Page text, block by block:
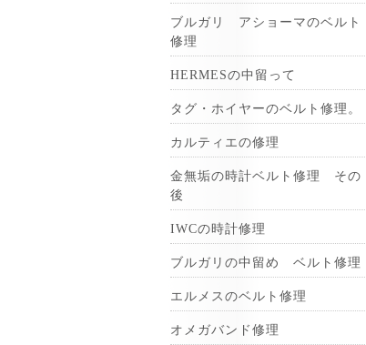
ブルガリ アショーマのベルト
修理
HERMESの中留って
タグ・ホイヤーのベルト修理。
カルティエの修理
金無垢の時計ベルト修理 その
後
IWCの時計修理
ブルガリの中留め ベルト修理
エルメスのベルト修理
オメガバンド修理